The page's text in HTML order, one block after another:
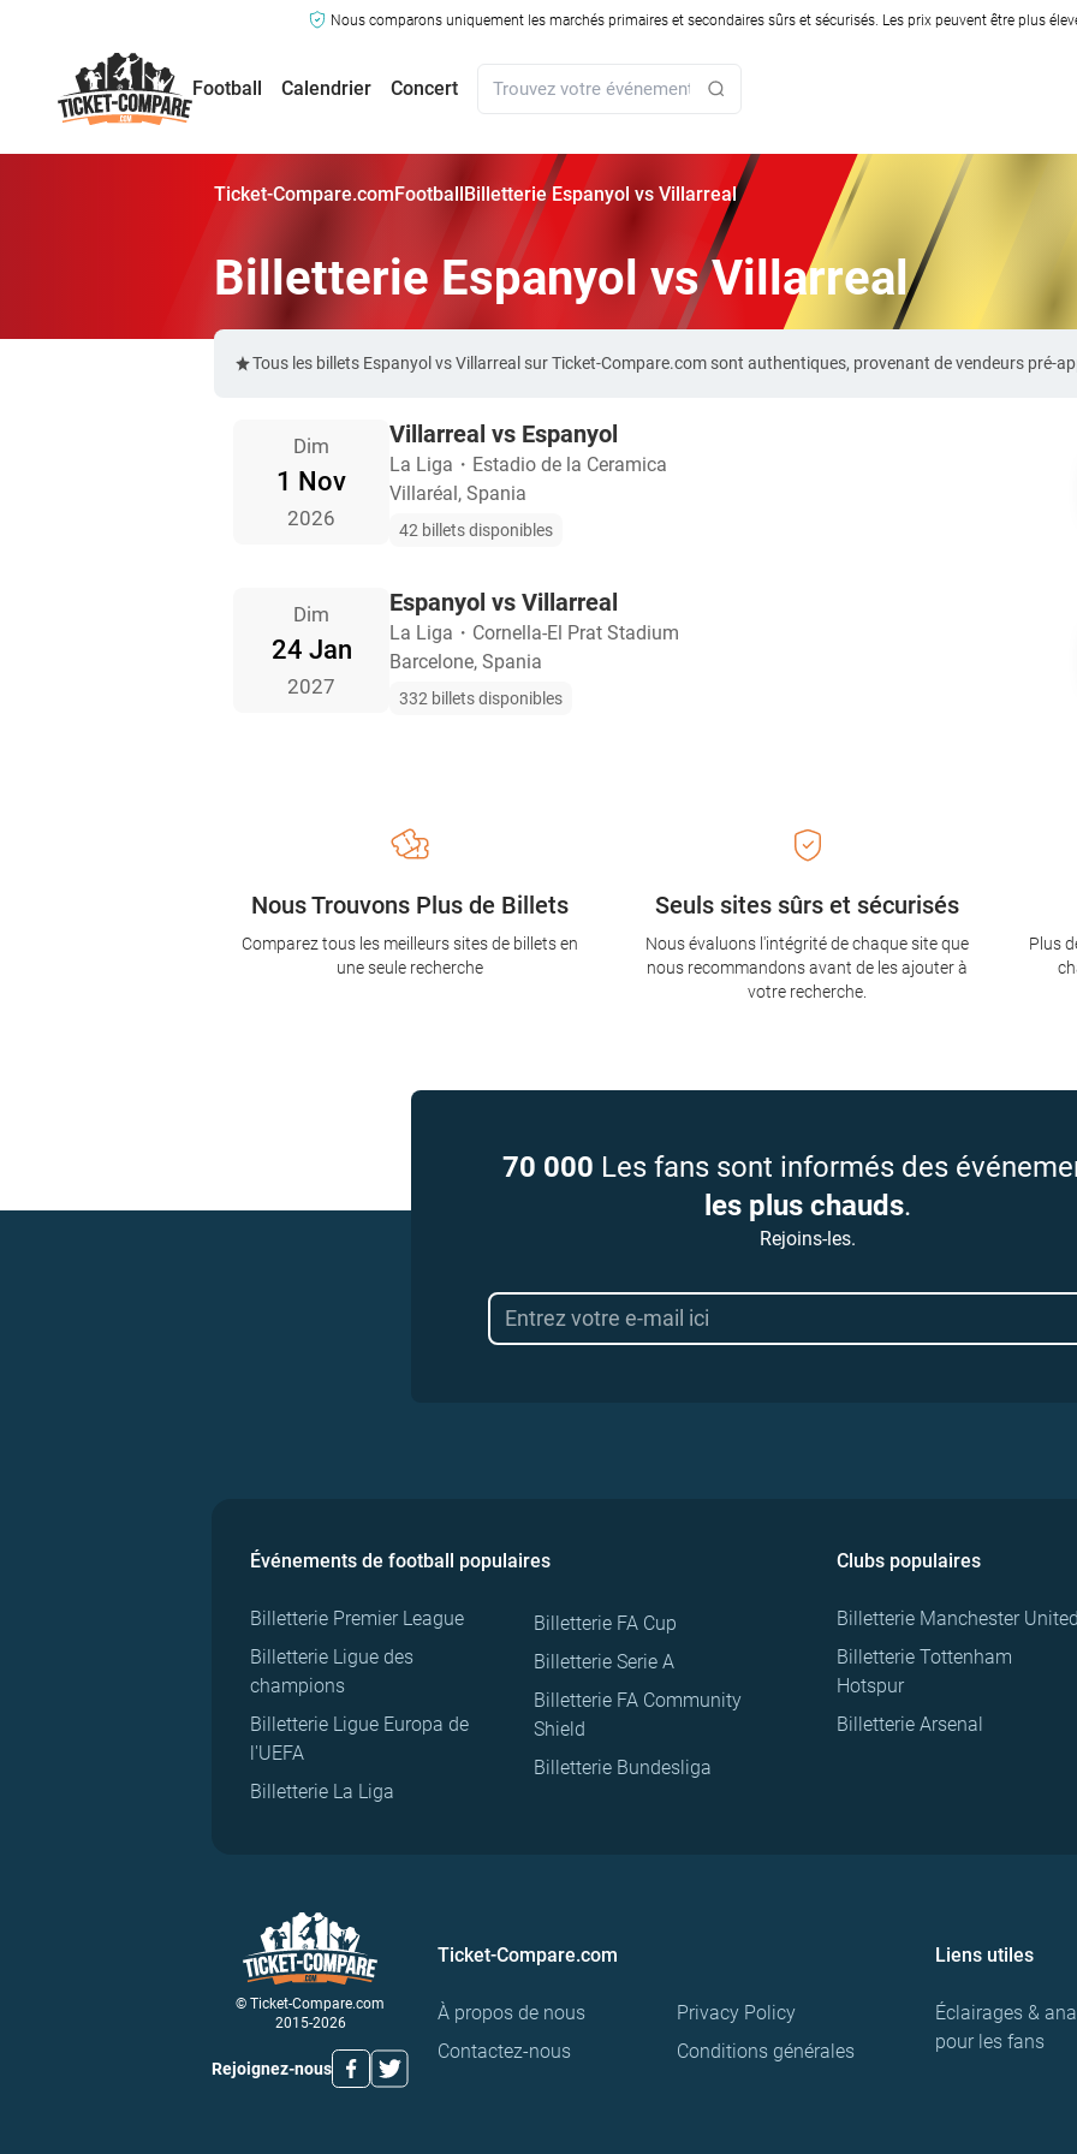
Nous comparons uniquement les marchés primaires et secondaires sûrs et sécurisés. Les prix peuvent être plus
Football Calendrier Concert
Ticket-Compare.comFootballBilletterie Espanyol vs Villarreal
Billetterie Espanyol vs Villarreal
Tous les billets Espanyol vs Villarreal sur Ticket-Compare.com sont authentiques, provenant de vendeurs pré-
Dim
1 Nov
2026
Villarreal vs Espanyol
La Liga ・ Estadio de la Ceramica
Villaréal, Spania
42 billets disponibles
Dim
24 Jan
2027
Espanyol vs Villarreal
La Liga ・ Cornella-El Prat Stadium
Barcelone, Spania
332 billets disponibles
Seuls sites sûrs et sécurisés
Nous évaluons l'intégrité de chaque site que
nous recommandons avant de les ajouter à
votre recherche.
Nous Trouvons Plus de Billets
Comparez tous les meilleurs sites de billets en
une seule recherche
Plus
70 000 Les fans sont informés des
les plus chauds.
Rejoins-les.
Événements de football populaires
Billetterie Premier League
Billetterie Ligue des
champions
Billetterie Ligue Europa de
l'UEFA
Billetterie La Liga
Billetterie FA Cup
Billetterie Serie A
Billetterie FA Community
Shield
Billetterie Bundesliga
Clubs populaires
Billetterie Manchester
Billetterie Tottenham
Hotspur
Billetterie Arsenal
© Ticket-Compare.com
2015-2026
Rejoignez-nous
Ticket-Compare.com
À propos de nous
Contactez-nous
Privacy Policy
Conditions générales
Liens utiles
Éclairages &
pour les fans